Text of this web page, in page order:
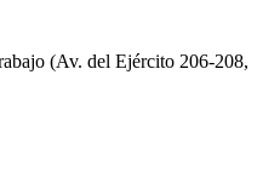
(Av. del Ejército 206-208,